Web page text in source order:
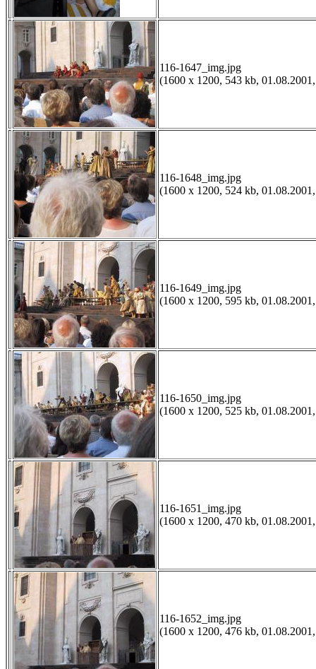
116-1647_img.jpg
(1600 x 1200, 543 kb,
116-1648_img.jpg
(1600 x 1200, 524 kb,
116-1649_img.jpg
(1600 x 1200, 595 kb,
116-1650_img.jpg
(1600 x 1200, 525 kb,
116-1651_img.jpg
(1600 x 1200, 470 kb,
116-1652_img.jpg
(1600 x 1200, 476 kb,